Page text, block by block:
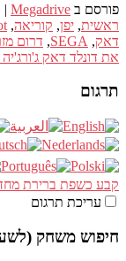
פורסם ב Megadrive
|
ראשית, יפן, קוריאה,
דאק,
SEGA
, דרום
את דונלד דאק ג'ורג'יה
תרגום
קבע כשפת ברירת
עריכת תרגום
חיפוש משחק